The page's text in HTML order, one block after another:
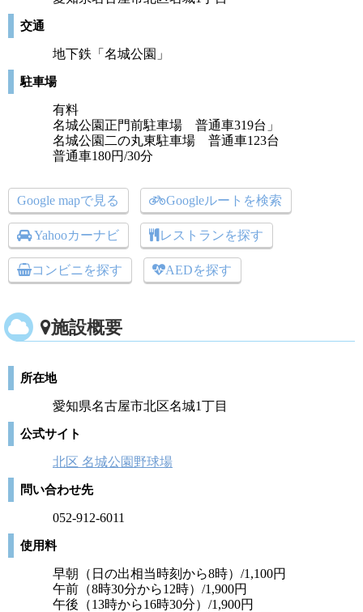
交通
地下鉄「名城公園」
駐車場
有料
名城公園正門前駐車場 普通車319台」
名城公園二の丸東駐車場 普通車123台
普通車180円/30分
Google mapで見る Googleルートを検索
Yahooカーナビ レストランを探す
コンビニを探す AEDを探す
施設概要
所在地
愛知県名古屋市北区名城1丁目
公式サイト
北区 名城公園野球場
問い合わせ先
052-912-6011
使用料
早朝（日の出相当時刻から8時）/1,100円
午前（8時30分から12時）/1,900円
午後（13時から16時30分）/1,900円